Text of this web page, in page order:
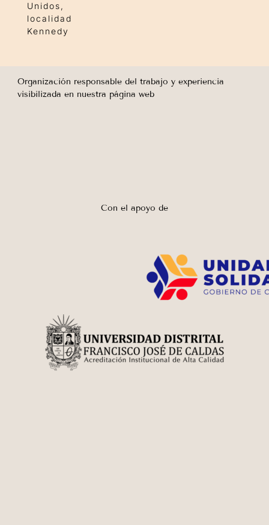
Unidos,
localidad
Kennedy
Organización responsable del trabajo y experiencia
visibilizada en nuestra página web
Con el apoyo de